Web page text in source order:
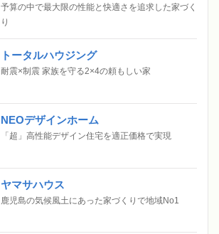
予算の中で最大限の性能と快適さを追求した家づく
り
トータルハウジング
耐震×制震 家族を守る2×4の頼もしい家
NEOデザインホーム
「超」高性能デザイン住宅を適正価格で実現
ヤマサハウス
鹿児島の気候風土にあった家づくりで地域No1